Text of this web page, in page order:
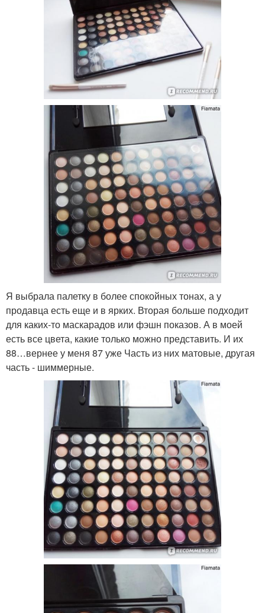
Я выбрала палетку в более спокойных тонах, а у
продавца есть еще и в ярких. Вторая больше подходит
для каких-то маскарадов или фэшн показов. А в моей
есть все цвета, какие только можно представить. И их
88…вернее у меня 87 уже Часть из них матовые, другая
часть - шиммерные.